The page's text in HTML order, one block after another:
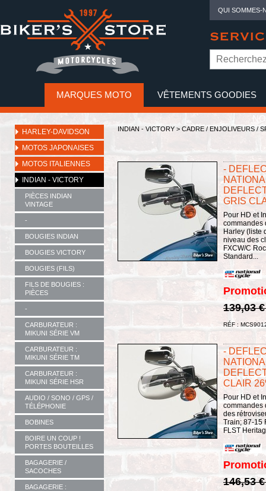
QUI SOMMES-
MARQUES MOTO VÊTEMENTS GOODIES
HARLEY-DAVIDSON
MOTOS JAPONAISES
MOTOS ITALIENNES
INDIAN - VICTORY
PIÈCES INDIAN
VINTAGE
-
BOUGIES INDIAN
BOUGIES VICTORY
BOUGIES (FILS)
FILS DE BOUGIES :
PIÈCES
-
CARBURATEUR :
MIKUNI SÉRIE VM
CARBURATEUR :
MIKUNI SÉRIE TM
CARBURATEUR :
MIKUNI SÉRIE HSR
AUDIO / SONO / GPS /
TÉLÉPHONIE
BOBINES
BOIRE UN COUP !
PORTES BOUTEILLES
BAGAGERIE /
SACOCHES
BAGAGERIE :
INDIAN - VICTORY > CADRE / ENJOLIVEURS /
-
GRIS
Pour HD et
commandes
Harley (liste
niveau des
FXCW/C
Standard...
139,03
RÉF :
-
CLAIR
Pour HD et
commandes
des
Train; 87-15
FLST
146,53